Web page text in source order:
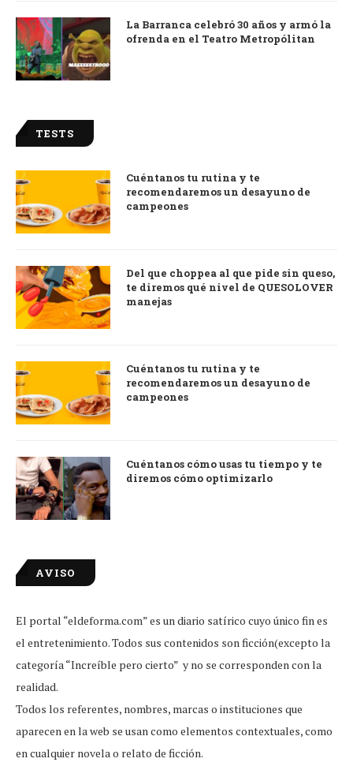
La Barranca celebró 30 años y armó la
ofrenda en el Teatro Metropólitan
TESTS
Cuéntanos tu rutina y te
recomendaremos un desayuno de
campeones
Del que choppea al que pide sin queso,
te diremos qué nivel de QUESOLOVER
manejas
Cuéntanos tu rutina y te
recomendaremos un desayuno de
campeones
Cuéntanos cómo usas tu tiempo y te
diremos cómo optimizarlo
AVISO
El portal “eldeforma.com” es un diario satírico cuyo único fin es
el entretenimiento. Todos sus contenidos son ficción(excepto la
categoría “Increíble pero cierto” y no se corresponden con la
realidad.
Todos los referentes, nombres, marcas o instituciones que
aparecen en la web se usan como elementos contextuales, como
en cualquier novela o relato de ficción.